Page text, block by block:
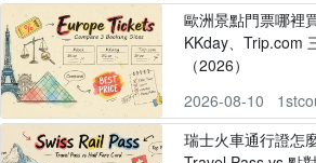
歐洲景點門票哪裡
KKday、Trip.com
（2026）
2026-08-10
瑞士火車通行證怎